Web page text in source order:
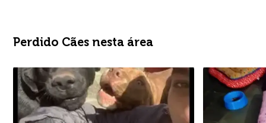
Perdido Cães nesta área